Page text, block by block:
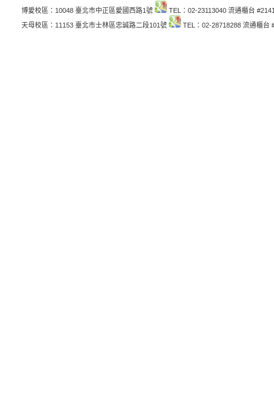
博愛校區：10048 臺北市中正區愛國西路1號
TEL：02-23113040 流通櫃台
天母校區：11153 臺北市士林區忠誠路二段101號
TEL：02-28718288 流通櫃台